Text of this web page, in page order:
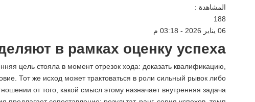
المشاهدة :
188
06 يناير 2026 - 03:18 م
в рамках оценку успеха
цель стояла в момент отрезок хода: доказать квалификацию,
Тот же исход может трактоваться в роли сильный рывок либо
от того, какой смысл этому назначает внутренняя задача.